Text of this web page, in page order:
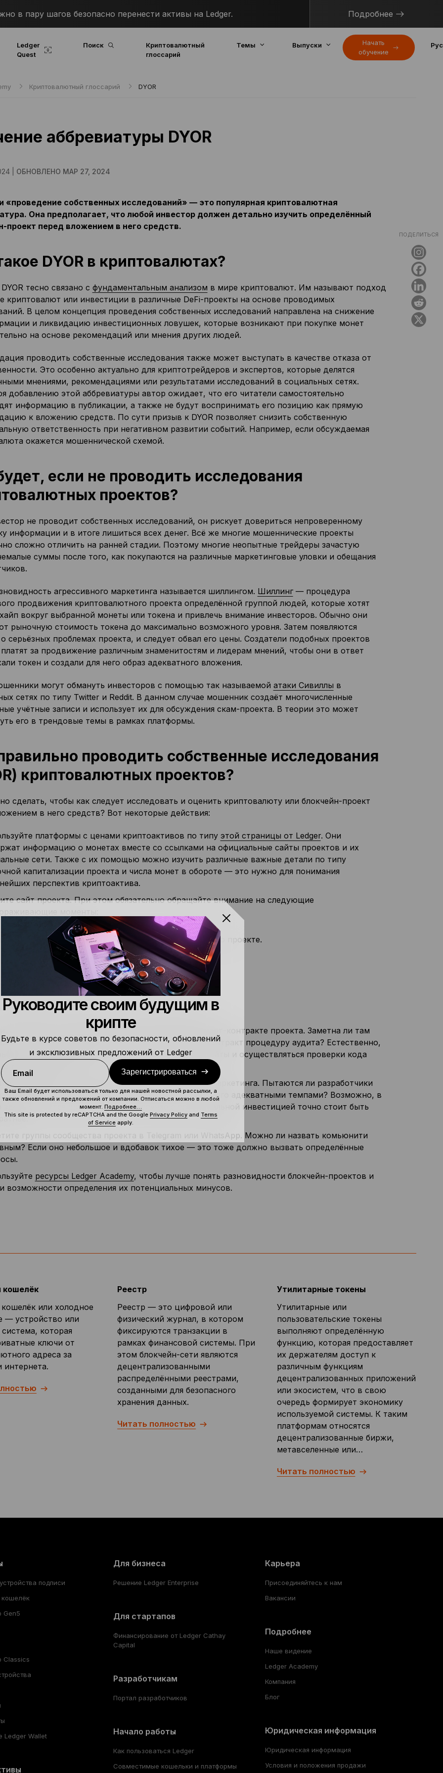
в пару шагов безопасно перенести активы на Ledger. Подробнее
Ledger
Quest
Поиск
Криптовалютный
глоссарий
Темы Выпуски
Начать
обучение
Криптовалютный глоссарий DYOR
аббревиатуры DYOR
| ОБНОВЛЕНО МАР 27, 2024
ПОДЕЛИТЬСЯ
«проведение собственных исследований» — это популярная криптовалютная
Она предполагает, что любой инвестор должен детально изучить определённый
проект перед вложением в него средств.
DYOR в криптовалютах?
тесно связано с фундаментальным анализом в мире криптовалют. Им называют подход
криптовалют или инвестиции в различные DeFi-проекты на основе проводимых
В целом концепция проведения собственных исследований направлена на снижение
и ликвидацию инвестиционных ловушек, которые возникают при покупке монет
на основе рекомендаций или мнения других людей.
проводить собственные исследования также может выступать в качестве отказа от
Это особенно актуально для криптотрейдеров и экспертов, которые делятся
мнениями, рекомендациями или результатами исследований в социальных сетях.
добавлению этой аббревиатуры автор ожидает, что его читатели самостоятельно
информацию в публикации, а также не будут воспринимать его позицию как прямую
к вложению средств. По сути призыв к DYOR позволяет снизить собственную
ответственность при негативном развитии событий. Например, если обсуждаемая
окажется мошеннической схемой.
если не проводить исследования
проектов?
не проводит собственных исследований, он рискует довериться непроверенному
информации и в итоге лишиться всех денег. Всё же многие мошеннические проекты
сложно отличить на ранней стадии. Поэтому многие неопытные трейдеры зачастую
суммы после того, как покупаются на различные маркетинговые уловки и обещания
агрессивного маркетинга называется шиллингом. Шиллинг— процедура
продвижения криптовалютного проекта определённой группой людей, которые хотят
вокруг выбранной монеты или токена и привлечь внимание инвесторов. Обычно они
рыночную стоимость токена до максимально возможного уровня. Затем появляются
серьёзных проблемах проекта, и следует обвал его цены. Создатели подобных проектов
за продвижение различным знаменитостям и лидерам мнений, чтобы они в ответ
токен и создали для него образ адекватного вложения.
могут обмануть инвесторов с помощью так называемой атаки Сивиллы в
сетях по типу Twitter и Reddit. В данном случае мошенник создаёт многочисленные
учётные записи и использует их для обсуждения скам-проекта. В теории это может
его в трендовые темы в рамках платформы.
проводить собственные исследования
криптовалютных проектов?
сделать, чтобы как следует исследовать и оценить криптовалюту или блокчейн-проект
в него средств? Вот некоторые действия:
платформы с ценами криптоактивов по типу этой страницы от Ledger. Они
информацию о монетах вместе со ссылками на официальные сайты проектов и их
сети. Также с их помощью можно изучить различные важные детали по типу
капитализации проекта и числа монет в обороте — это нужно для понимания
перспектив криптоактива.
сайт проекта. При этом обязательно обращайте внимание на следующие
моменты:
полное или и вовсе полное отсутствие данных о проекте.
контактных данных.
качество сайта.
информация о команде, которая создаёт проект.
активность разработки в соответствующем смарт-контракте проекта. Заметна ли там
история обновлений кода? Прошёл ли смарт-контракт процедуру аудита? Естественно,
проекта должны выходить регулярные апдейты и осуществляться проверки кода
смарт-контракта.
активность в социальных сетях и стратегию маркетинга. Пытаются ли разработчики
важность собственного проекта и продвигать его адекватными темпами? Возможно, в
здесь бросится шиллинг. В таком случае с потенциальной инвестицией точно стоит быть
группы сообщества проекта в Telegram или WhatsApp. Можно ли назвать комьюнити
Если оно небольшое и вдобавок тихое — это тоже должно вызвать определённые
ресурсы Ledger Academy, чтобы лучше понять разновидности блокчейн-проектов и
возможности определения их потенциальных минусов.
или холодное
— устройство или
которая
ключи от
адреса за
интернета.
Реестр
Реестр — это цифровой или
физический журнал, в котором
фиксируются транзакции в
рамках финансовой системы. При
этом блокчейн-сети являются
децентрализованными
распределёнными реестрами,
созданными для безопасного
хранения данных.
Читать полностью
Утилитарные токены
Утилитарные или
пользовательские токены
выполняют определённую
функцию, которая предоставляет
их держателям доступ к
различным функциям
децентрализованных приложений
или экосистем, что в свою
очередь формирует экономику
используемой системы. К таким
платформам относятся
децентрализованные биржи,
метавселенные или…
Читать полностью
подписи
кошелёк
Gen5
Classics
Ledger Wallet
Для бизнеса
Решение Ledger Enterprise
Для стартапов
Финансирование от Ledger Cathay
Capital
Разработчикам
Портал разработчиков
Начало работы
Как пользоваться Ledger
Совместимые кошельки и платформы
Карьера
Присоединяйтесь к нам
Вакансии
Подробнее
Наше видение
Ledger Academy
Компания
Блог
Юридическая информация
Юридическая информация
Условия и положения продажи
Руководите своим будущим в
крипте
Будьте в курсе советов по безопасности, обновлений
и эксклюзивных предложений от Ledger
Email Зарегистрироваться
Ваш Email будет использоваться только для нашей новостной рассылки, а
также обновлений и предложений от компании. Отписаться можно в любой
момент. Подробнее…
This site is protected by reCAPTCHA and the Google Privacy Policy and Terms
of Service apply.